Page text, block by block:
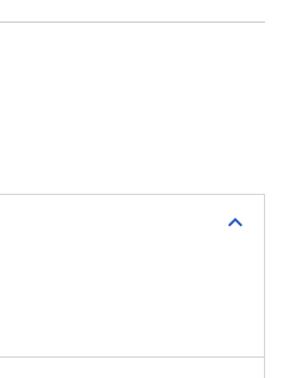
expand_less